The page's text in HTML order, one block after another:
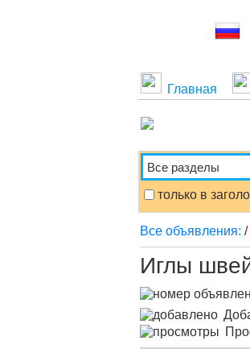
Главная
только в
Все объявления: /
Иглы